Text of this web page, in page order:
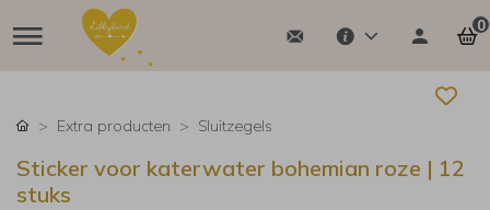
0
Extra producten Sluitzegels
Sticker voor katerwater bohemian roze | 12
stuks